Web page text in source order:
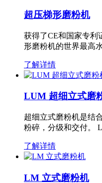
超压梯形磨粉机
获得了CE和国家专利
形磨粉机的世界最高
了解详情
LUM 超细立式磨
超细立式磨粉机是结
粉碎，分级和交付。
了解详情
LM 立式磨粉机